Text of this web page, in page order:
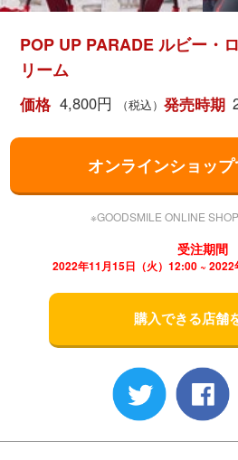
POP UP PARADE ルビー・
リーム
価格 4,800円 （税込） 発売時期
オンラインショッ
※GOODSMILE ONLINE
受注期間
2022年11月15日（火）12:00 ~
購入できる店舗